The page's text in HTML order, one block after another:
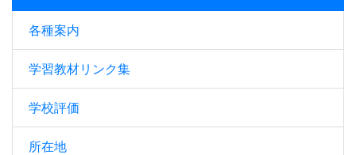
各種案内
学習教材リンク集
学校評価
所在地